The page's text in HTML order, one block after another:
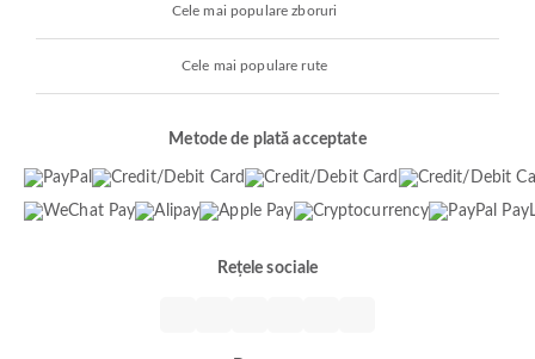
Cele mai populare zboruri
Cele mai populare rute
Metode de plată acceptate
Rețele sociale